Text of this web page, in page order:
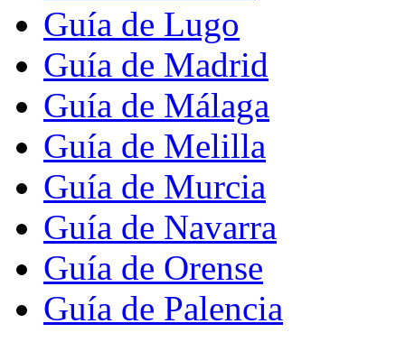
Guía de Lugo
Guía de Madrid
Guía de Málaga
Guía de Melilla
Guía de Murcia
Guía de Navarra
Guía de Orense
Guía de Palencia